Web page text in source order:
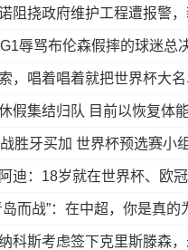
阻挠政府维护工程遭报警
辱骂布伦森假摔的球迷总
，唱着唱着就把世界杯大
假集结归队 目前以恢复体
胜牙买加 世界杯预选赛小
迪：18岁就在世界杯、欧
岛而战”：在中超，你是真
科斯考虑签下克里斯滕森